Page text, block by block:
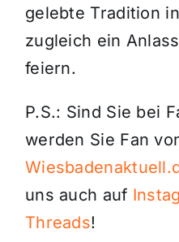
gelebte Tradition
zugleich ein
feiern.
P.S.: Sind Sie bei
werden Sie Fan
uns auch auf
Threads!